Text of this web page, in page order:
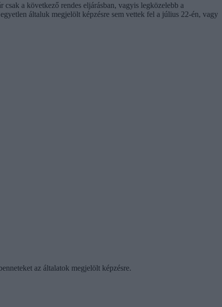
a következő rendes eljárásban, vagyis legközelebb a
általuk megjelölt képzésre sem vettek fel a július 22-én, vagy
az általatok megjelölt képzésre.